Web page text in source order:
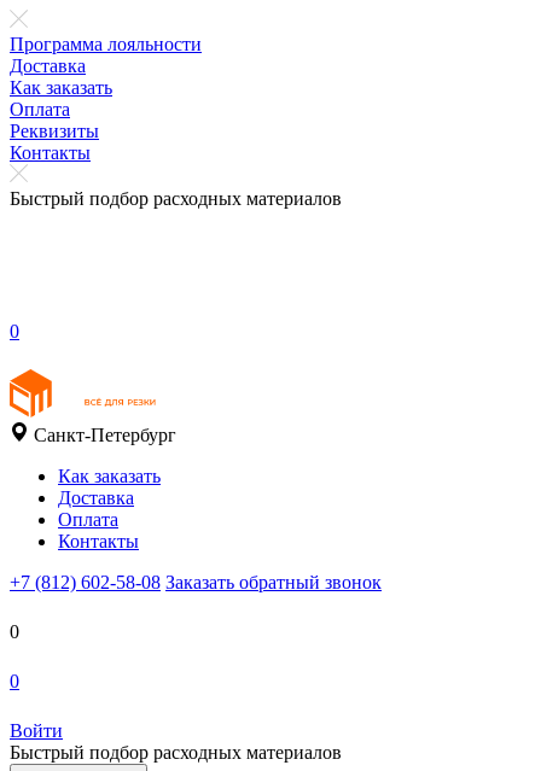
Программа лояльности
Доставка
Как заказать
Оплата
Реквизиты
Контакты
Быстрый подбор расходных материалов
0
Санкт-Петербург
Как заказать
Доставка
Оплата
Контакты
+7 (812) 602-58-08 Заказать обратный звонок
0
0
Войти
Быстрый подбор расходных материалов